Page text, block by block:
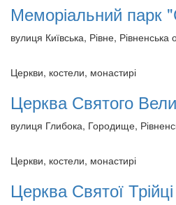
Меморіальний парк
вулиця Київська, Рівне, Рівненська
Церкви, костели, монастирі
Церква Святого
вулиця Глибока, Городище,
Церкви, костели, монастирі
Церква Святої